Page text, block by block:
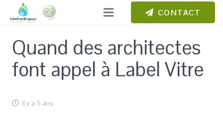
CONTACT
Quand des architectes
font appel à Label Vitre
il y a 5 ans